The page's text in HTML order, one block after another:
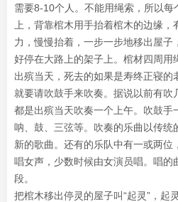
需要8-10个人。不能用绳索，所以
上，背靠棺木用手抬着棺木的边缘
力，慢慢抬着，一步一步地移出屋子
好停在大路上的架子上。棺材四周用
出殡当天，死去的如果是寿终正寝的
就要请吹鼓手来吹奏。据说以前有吹
都是出殡当天吹奏一个上午。吹鼓手
呐、鼓、三弦等。吹奏的乐曲以传统
新的歌曲。还有的乐队中有一或两
唱女声，少数时候由女演员唱。唱的
段。
把棺木移出停灵的屋子叫“起灵”，起